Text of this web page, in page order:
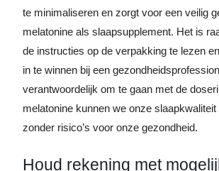
te minimaliseren en zorgt voor een veilig
melatonine als slaapsupplement. Het is
de instructies op de verpakking te lezen
in te winnen bij een
verantwoordelijk om te gaan met de
melatonine kunnen we onze
zonder risico’s voor onze gezondheid.
Houd rekening met